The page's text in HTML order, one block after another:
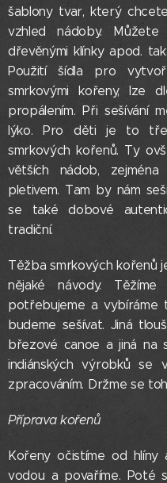
šablony tvar, který
vzhled nádoby.
dřevěnými klínky apod.
Použití šídla pro
smrkovými kořeny, lze
propálením. Při sešívání
lýko. Pro děti je to
smrkových kořenů. Ty
větších nádob,
pletivem. Tam by nám
se také dobové
tradiční.
Těžba smrkových kořenů
nějaké návody.
potřebujeme a vybíráme
budeme sešívat. Jiná
březové canoe a jiná na
indiánských výrobků se
zpracováním. Držme se
Příprava kořenů
Kořeny očistíme od hlíny
vodou a povaříme. Poté